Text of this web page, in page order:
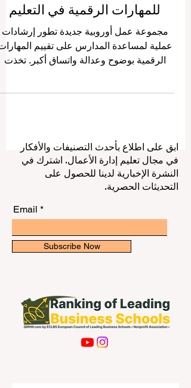
أوروبا تتجه نحو تقييم أقوى
للمهارات الرقمية في التعليم
مجموعة عمل أوروبية جديدة تطور إرشادات
عملية لمساعدة المدارس على تقييم
أوروبا خطوة إيجابية جديدة نحو تطوير
داخل المدارس. وتعكس هذه الخطوة فهماً
متزايداً بأن الكفاءة الرقمية لم تعد مهارة
إضافية أو اختيارية، بل أصبحت جزءاً أساسياً
من التعليم الحديث، ومن الاستعداد لسوق
في السنوات الأخيرة، أصبحت
ابق على اطلاع بأحدث التصنيفات والأفكار
في مجال تعليم إدارة الأعمال. اشترك في
النشرة الإخبارية لدينا للحصول على